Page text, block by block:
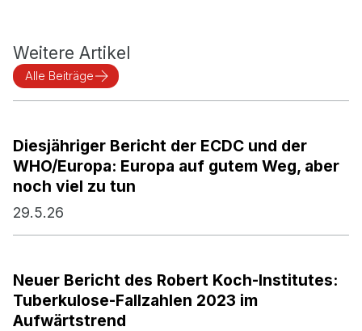
Weitere Artikel
Alle Beiträge
Diesjähriger Bericht der ECDC und der
WHO/Europa: Europa auf gutem Weg, aber
noch viel zu tun
29.5.26
Neuer Bericht des Robert Koch-Institutes:
Tuberkulose-Fallzahlen 2023 im
Aufwärtstrend